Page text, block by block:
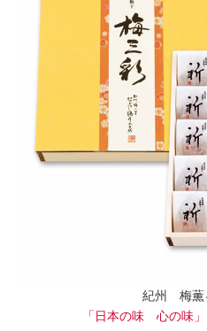
紀州 梅薫
「日本の味 心の味」